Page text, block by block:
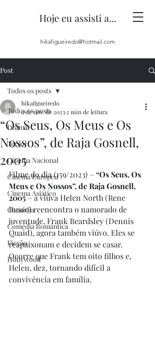
Hoje eu assisti a...
hikafigueiredo@hotmail.com
Post
Todos os posts
Drama
Terror
Cinema Nacional
Cinema Europeu
Cinema Asiático
Comédia
Comédia Romântica
Ficção
Hollywood
Todos os posts
“Os Seus, Os Meus e Os
Nossos”, de Raja Gosnell,
2005
hikafigueiredo
9 de nov. de 2023 2 min de leitura
Filme do dia (159/2023) – “Os Seus, Os
Meus e Os Nossos”, de Raja Gosnell,
2005 – a viúva Helen North (Rene
Russo) reencontra o namorado de
juventude, Frank Beardsley (Dennis
Quaid), agora também viúvo. Eles se
reapaixonam e decidem se casar.
Ocorre que Frank tem oito filhos e,
Helen, dez, tornando difícil a
convivência em família.